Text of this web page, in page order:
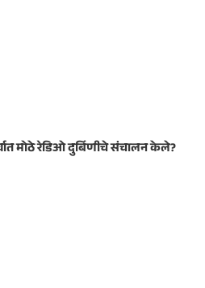
मोठे रेडिओ दुर्बिणीचे संचालन केले?